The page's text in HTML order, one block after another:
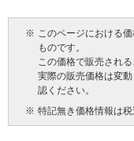
※ このページにおける
ものです。
この価格で販売され
実際の販売価格は変
認ください。
※ 特記無き価格情報は税